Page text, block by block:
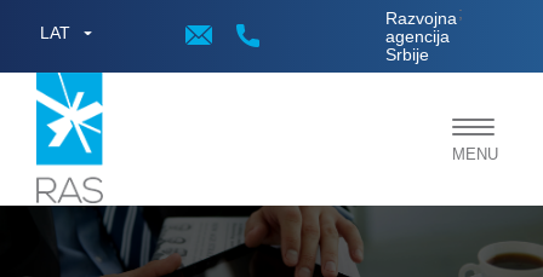
LAT
Razvojna
agencija
Srbije
;
Toggle
MENU